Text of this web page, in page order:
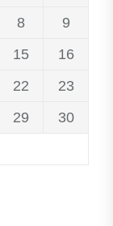
8
9
15
16
22
23
29
30